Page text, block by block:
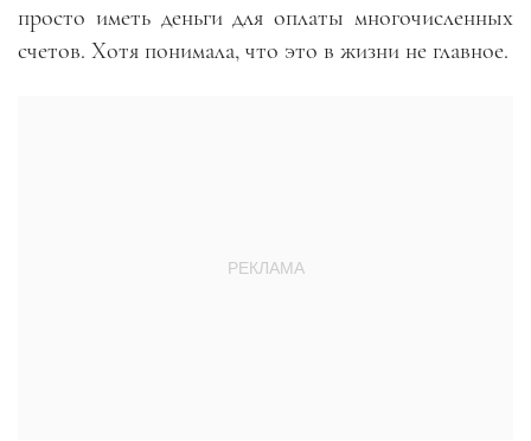
просто иметь деньги для оплаты многочисленных
счетов. Хотя понимала, что это в жизни не главное.